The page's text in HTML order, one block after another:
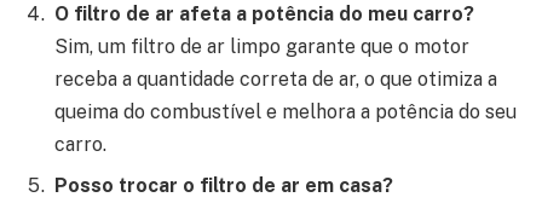
O filtro de ar afeta a potência do meu carro?
Sim, um filtro de ar limpo garante que o motor
receba a quantidade correta de ar, o que otimiza a
queima do combustível e melhora a potência do seu
carro.
Posso trocar o filtro de ar em casa?